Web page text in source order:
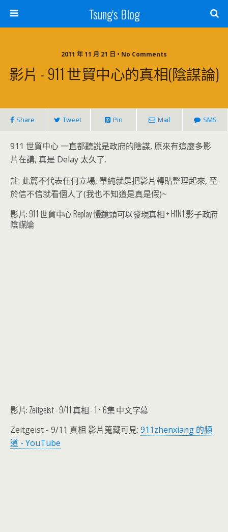
Tsung's Blog
2011 年 11 月 21 日 • No Comments
影片 - 911 世貿中心的真相(陰謀論)
Share Tweet Pin Mail SMS
911 世貿中心 一直都聽說是政府的陰謀, 原來有這麼多影
片在講, 真是 Delay 太久了.
註: 此篇不代表任何立場, 單純就是把影片轉貼整理起來, 至
於信不信就看個人了(我也不知道是真是假)~
影片: 911 世貿中心 Replay 慢鏡頭可以發現真相 + H1N1 影子政府
陰謀論
影片: Zeitgeist - 9/11 真相 - 1 ~ 6集 中文字幕
Zeitgeist - 9/11 真相 影片蒐藏可見: 911zhenxiang 的頻
道 - YouTube